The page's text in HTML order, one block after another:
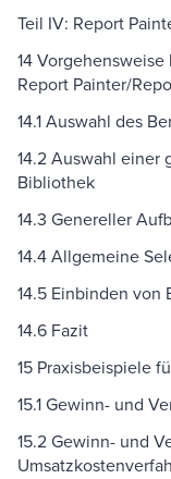
Teil IV: Report
14
Report Painter/
14.1 Auswahl des
14.2 Auswahl
Bibliothek
14.3 Genereller
14.4 Allgemeine
14.5 Einbinden von
14.6 Fazit
15 Praxisbeispiele
15.1 Gewinn- und
15.2 Gewinn- und